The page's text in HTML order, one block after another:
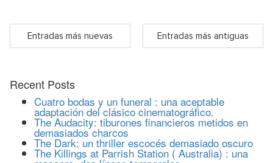
Entradas más nuevas Entradas más antiguas
Recent Posts
Cuatro bodas y un funeral : una aceptable
adaptación del clásico cinematográfico.
The Audacity: tiburones financieros metidos en
demasiados charcos
The Dark: un thriller escocés demasiado oscuro
The Killings at Parrish Station ( Australia) : una